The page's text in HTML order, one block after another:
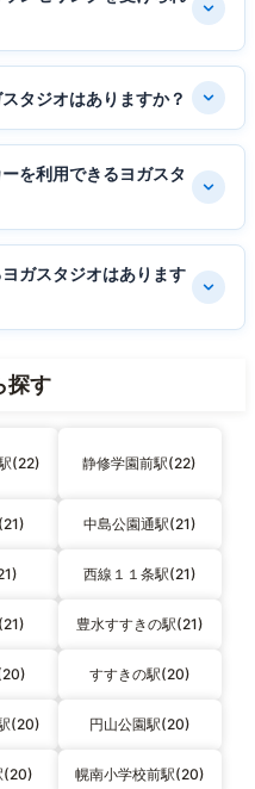
タジオはありますか？
を利用できるヨガスタ
ガスタジオはあります
探す
(22) 静修学園前駅(22)
中島公園通駅(21)
西線１１条駅(21)
豊水すすきの駅(21)
すすきの駅(20)
(20) 円山公園駅(20)
(20) 幌南小学校前駅(20)